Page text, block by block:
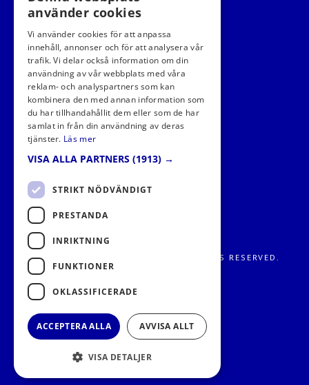
FÖLJ OSS I SOCIALA MEDIER
FRITIDS METROPOLEN AB 2026. ALL RIGHTS RESERVED.
använder cookies
Vi använder cookies för att anpassa
innehåll, annonser och för att analysera vår
trafik. Vi delar också information om din
användning av vår webbplats med våra
reklam- och analyspartners som kan
kombinera den med annan information som
du har tillhandahållit dem eller som de har
samlat in från din användning av deras
tjänster. Läs mer
VISA ALLA PARTNERS (1913) →
STRIKT NÖDVÄNDIGT
PRESTANDA
INRIKTNING
FUNKTIONER
OKLASSIFICERADE
ACCEPTERA ALLA AVVISA ALLT
VISA DETALJER